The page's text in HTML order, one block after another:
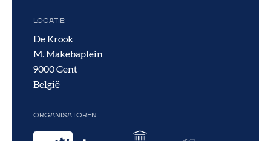
LOCATIE
De Krook
M. Makebaplein
9000 Gent
België
ORGANISATOREN